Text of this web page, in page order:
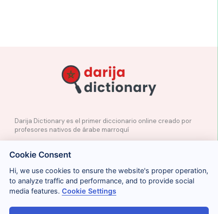
Darija Dictionary es el primer diccionario online creado por
profesores nativos de árabe marroquí
✉️ Contacto
📲Redes Sociales
🤝🏼Proponer palabras
Legal Cookies Privacidad Condiciones
Cookie Consent
Hi, we use cookies to ensure the website's proper operation,
to analyze traffic and performance, and to provide social
media features.Cookie Settings